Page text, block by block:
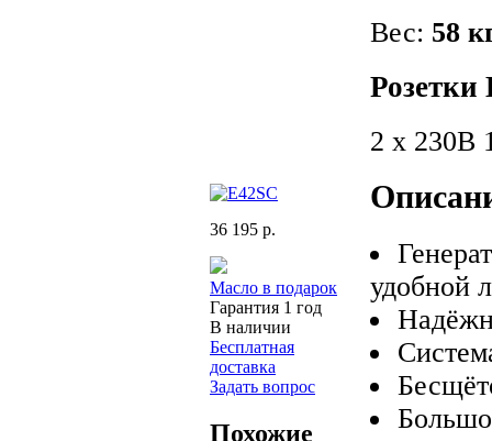
36 195 р.
Масло в подарок
Гарантия 1 год
В наличии
Бесплатная
доставка
Задать вопрос
Похожие
Вес: 58
Розетки
2 х 230В
удобной